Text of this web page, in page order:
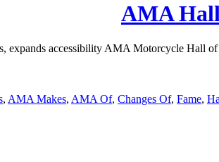
AMA
accessibility AMA Motorcycle Hall of
, AMA Makes, AMA Of, Changes Of, Fame,